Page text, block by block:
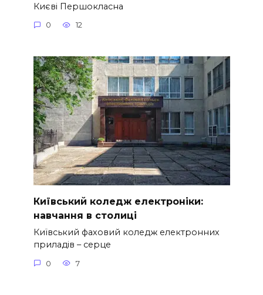
Києві Першокласна
0 12
Київський коледж електроніки:
навчання в столиці
Київський фаховий коледж електронних
приладів – серце
0 7